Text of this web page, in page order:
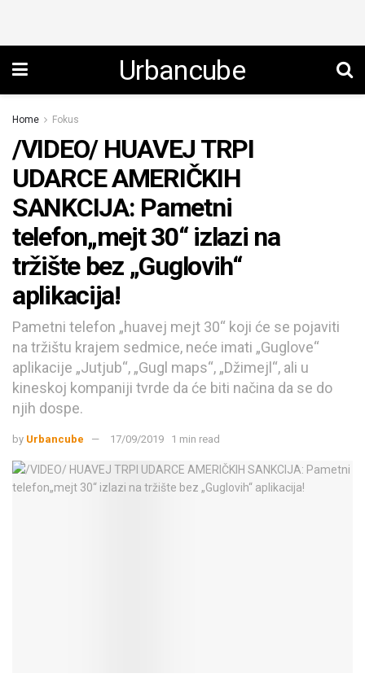
Urbancube
Home Fokus
/VIDEO/ HUAVEJ TRPI
UDARCE AMERIČKIH
SANKCIJA: Pametni
telefon„mejt 30“ izlazi na
tržište bez „Guglovih“
aplikacija!
Pametni telefon „huavej mejt 30“ koji će se pojaviti
na tržištu krajem sedmice, neće imati „Guglove“
aplikacije „Jutjub“, „Gugl maps“, „Džimejl“, ali u
kineskoj kompaniji tvrde da će biti načina da se do
njih dospe.
by Urbancube 17/09/2019 1 min read